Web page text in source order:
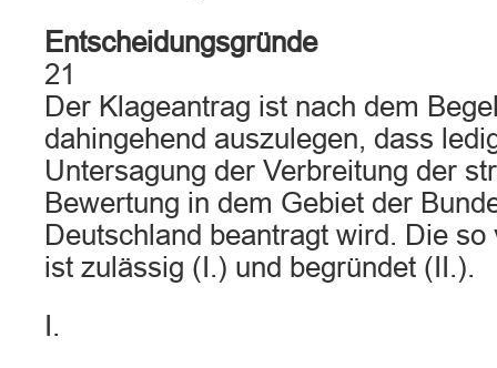
Entscheidungsgründe
21
Der Klageantrag ist nach dem
dahingehend auszulegen, dass
Untersagung der Verbreitung der
Bewertung in dem Gebiet der
Deutschland beantragt wird. Die
ist zulässig (I.) und begründet (II.).
I.